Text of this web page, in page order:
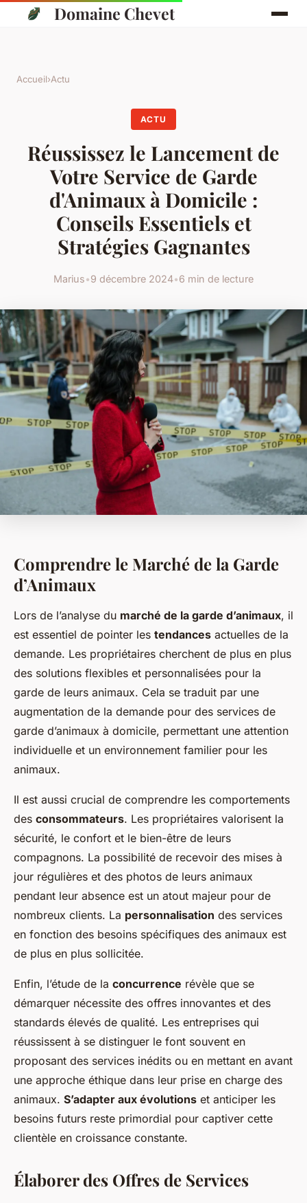
Domaine Chevet
Accueil›Actu
ACTU
Réussissez le Lancement de
Votre Service de Garde
d'Animaux à Domicile :
Conseils Essentiels et
Stratégies Gagnantes
Marius•9 décembre 2024•6 min de lecture
Comprendre le Marché de la Garde
d’Animaux
Lors de l’analyse du marché de la garde d’animaux, il
est essentiel de pointer les tendances actuelles de la
demande. Les propriétaires cherchent de plus en plus
des solutions flexibles et personnalisées pour la
garde de leurs animaux. Cela se traduit par une
augmentation de la demande pour des services de
garde d’animaux à domicile, permettant une attention
individuelle et un environnement familier pour les
animaux.
Il est aussi crucial de comprendre les comportements
des consommateurs. Les propriétaires valorisent la
sécurité, le confort et le bien-être de leurs
compagnons. La possibilité de recevoir des mises à
jour régulières et des photos de leurs animaux
pendant leur absence est un atout majeur pour de
nombreux clients. La personnalisation des services
en fonction des besoins spécifiques des animaux est
de plus en plus sollicitée.
Enfin, l’étude de la concurrence révèle que se
démarquer nécessite des offres innovantes et des
standards élevés de qualité. Les entreprises qui
réussissent à se distinguer le font souvent en
proposant des services inédits ou en mettant en avant
une approche éthique dans leur prise en charge des
animaux. S’adapter aux évolutions et anticiper les
besoins futurs reste primordial pour captiver cette
clientèle en croissance constante.
Élaborer des Offres de Services